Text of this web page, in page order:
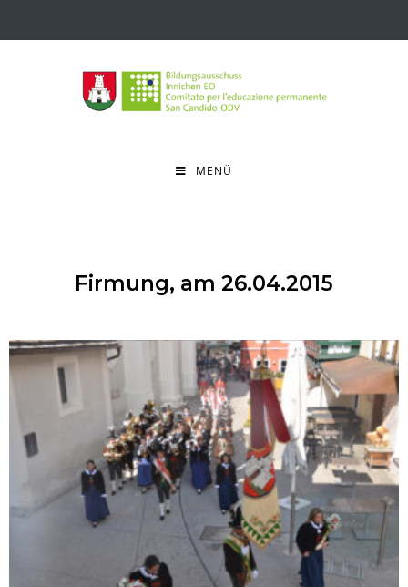
MENÜ
Firmung, am 26.04.2015